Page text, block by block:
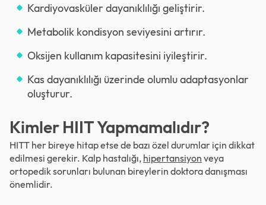
Kardiyovasküler dayanıklılığı geliştirir.
Metabolik kondisyon seviyesini artırır.
Oksijen kullanım kapasitesini iyileştirir.
Kas dayanıklılığı üzerinde olumlu adaptasyonlar
oluşturur.
Kimler HIIT Yapmamalıdır?
HITT her bireye hitap etse de bazı özel durumlar için dikkat
edilmesi gerekir. Kalp hastalığı, hipertansiyon veya
ortopedik sorunları bulunan bireylerin doktora danışması
önemlidir.